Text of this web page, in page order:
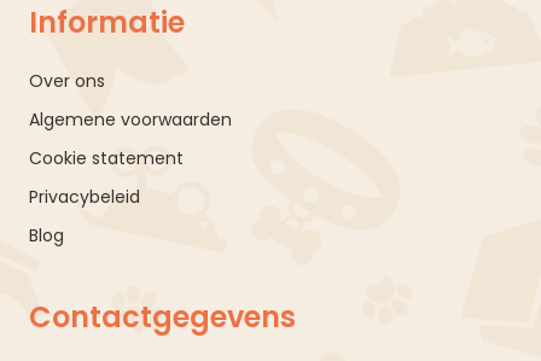
Informatie
Over ons
Algemene voorwaarden
Cookie statement
Privacybeleid
Blog
Contactgegevens